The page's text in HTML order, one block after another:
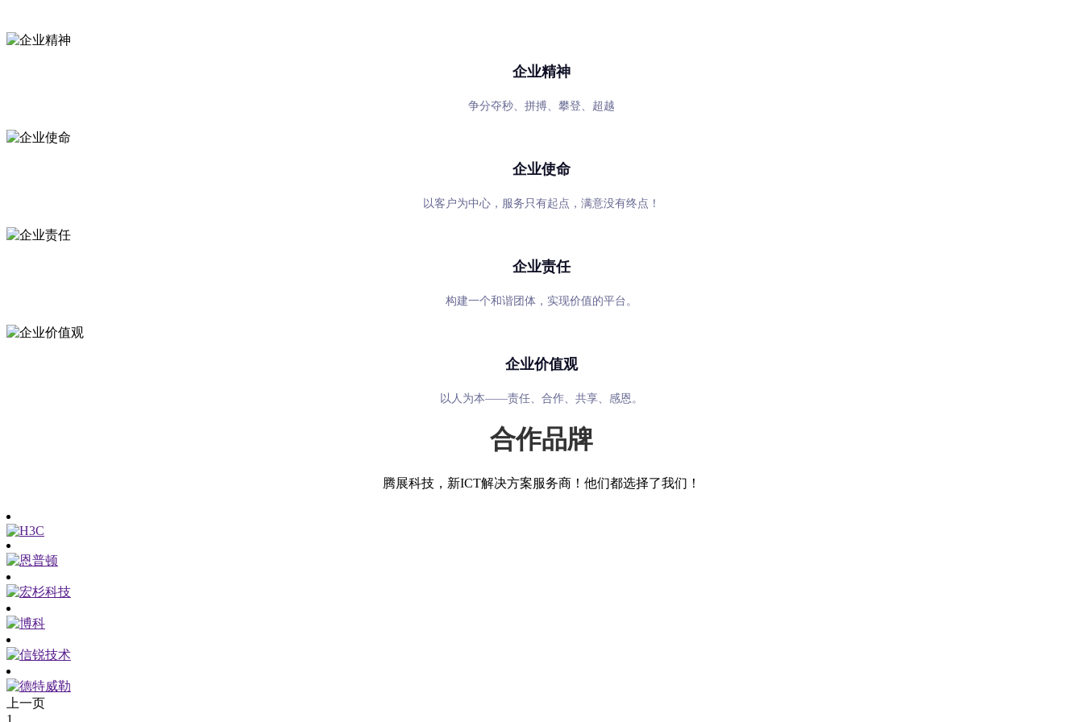
企业精神
争分夺秒、拼搏、攀登、超越
企业使命
以客户为中心，服务只有起点，满意没有终点！
企业责任
构建一个和谐团体，实现价值的平台。
企业价值观
以人为本——责任、合作、共享、感恩。
合作品牌
腾展科技，新ICT解决方案服务商！他们都选择了我们！
上一页
1